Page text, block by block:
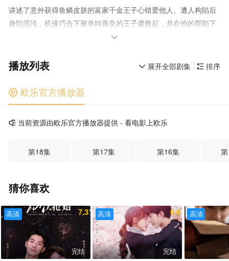
讲述了意外获得鱼鳞皮肤的富家千金王子心错爱他人、遭人构陷后
身陷混沌，机缘巧合下被单纯善良的王子虞救起，并在他的帮助下
治好怪病、走出阴影，书写全新人生的故事

 排序
 展开全部剧集
播放列表
 欧乐官方播放器
当前资源由欧乐官方播放器提供 - 看电影上欧乐
第18集 第17集 第16集
猜你喜欢
高清 7.3
完结
高清 6.8
完结
高清